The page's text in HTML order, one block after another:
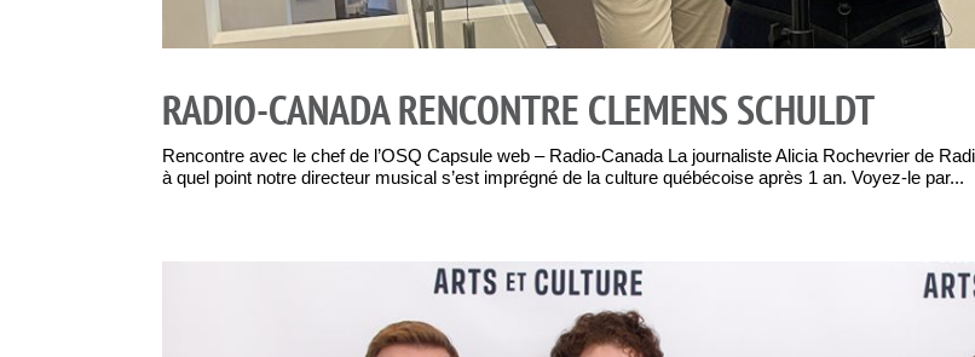
RADIO-CANADA RENCONTRE CLEMENS SCHULDT
Rencontre avec le chef de l’OSQ Capsule web – Radio-Canada La journaliste Alicia Rochevrier de
à quel point notre directeur musical s’est imprégné de la culture québécoise après 1 an. Voyez-le par...